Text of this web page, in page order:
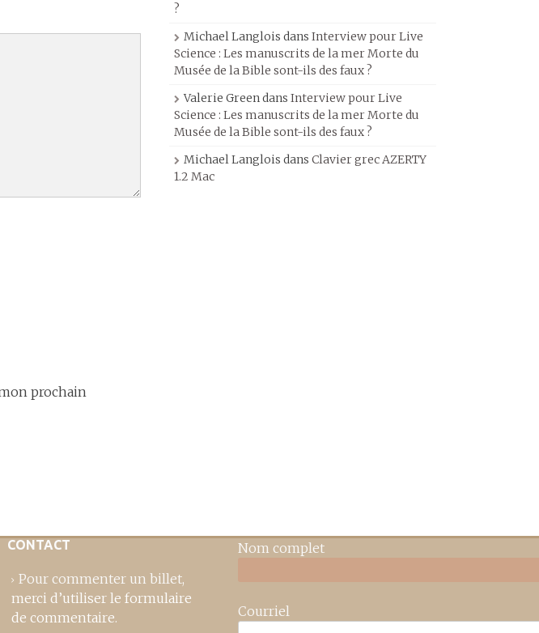
prochain
?
Michael Langlois dans Interview pour Live
Science : Les manuscrits de la mer Morte du
Musée de la Bible sont-ils des faux ?
Valerie Greendans Interview pour Live
Science : Les manuscrits de la mer Morte du
Musée de la Bible sont-ils des faux ?
Michael Langlois dans Clavier grec AZERTY
1.2 Mac
CONTACT
Pour commenter un billet,
merci d’utiliser le formulaire
de commentaire.
Nom complet
Courriel